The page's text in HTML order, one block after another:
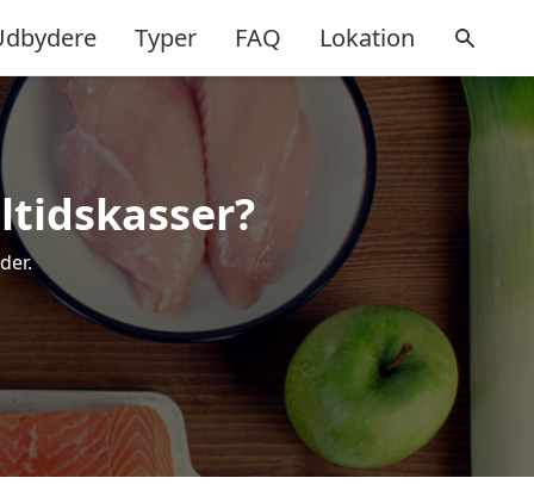
Typer FAQ Lokation